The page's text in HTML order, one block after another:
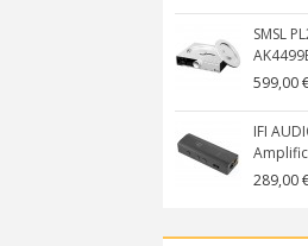
SMSL
599,00
IFI
289,00